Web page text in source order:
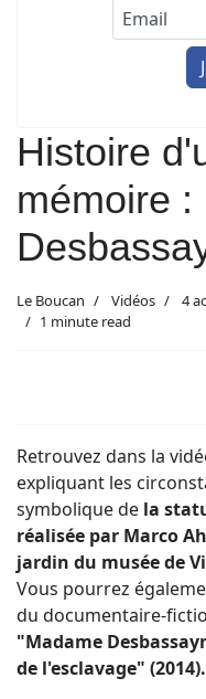
Histoire
mémoire :
Le Boucan Vidéos 4
1 minute read
Retrouvez dans la
expliquant les
symbolique de la
réalisée par Marco
jardin du musée de
Vous pourrez
du documentaire-
"Madame
de l'esclavage" (2014).